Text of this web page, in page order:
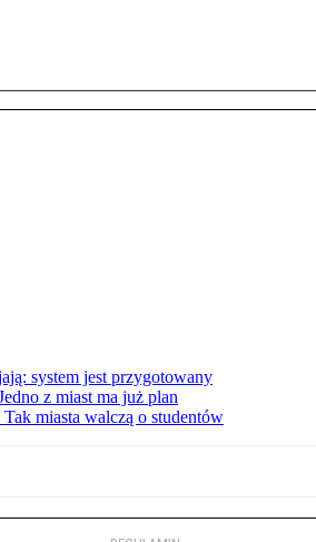
system jest przygotowany
z miast ma już plan
miasta walczą o studentów